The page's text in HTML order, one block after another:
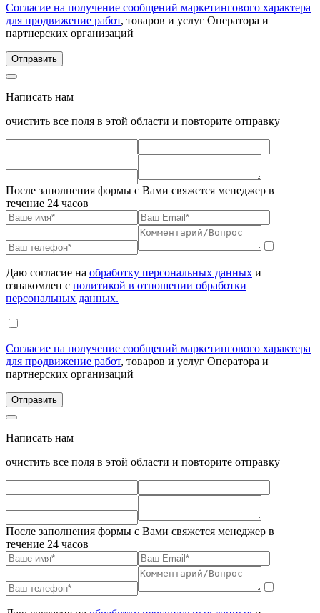
Согласие на получение сообщений маркетингового характера
для продвижение работ, товаров и услуг Оператора и
партнерских организаций
Написать нам
очистить все поля в этой области и повторите отправку
После заполнения формы с Вами свяжется менеджер в
течение 24 часов
Даю согласие на обработку персональных данных и
ознакомлен с политикой в отношении обработки
персональных данных.
Согласие на получение сообщений маркетингового характера
для продвижение работ, товаров и услуг Оператора и
партнерских организаций
Написать нам
очистить все поля в этой области и повторите отправку
После заполнения формы с Вами свяжется менеджер в
течение 24 часов